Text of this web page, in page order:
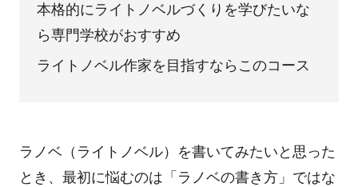
本格的にライトノベルづくりを学びたいな
ら専門学校がおすすめ
ライトノベル作家を目指すならこのコース
ラノベ（ライトノベル）を書いてみたいと思った
とき、最初に悩むのは「ラノベの書き方」ではな